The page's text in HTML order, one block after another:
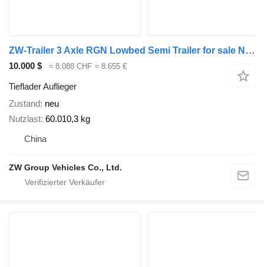
ZW-Trailer 3 Axle RGN Lowbed Semi Trailer for sale Nigeria
10.000 $ ≈ 8.088 CHF ≈ 8.655 €
Tieflader Auflieger
Zustand neu
Nutzlast 60.010,3 kg
China
ZW Group Vehicles Co., Ltd.